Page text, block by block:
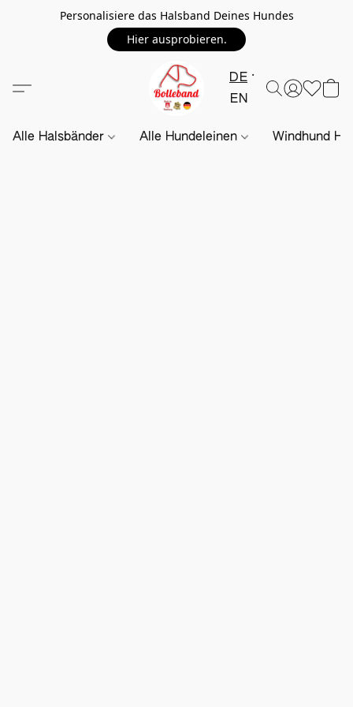
Personalisiere das Halsband Deines Hundes
Hier ausprobieren.
DE
EN
Alle Halsbänder Alle Hundeleinen Windhund